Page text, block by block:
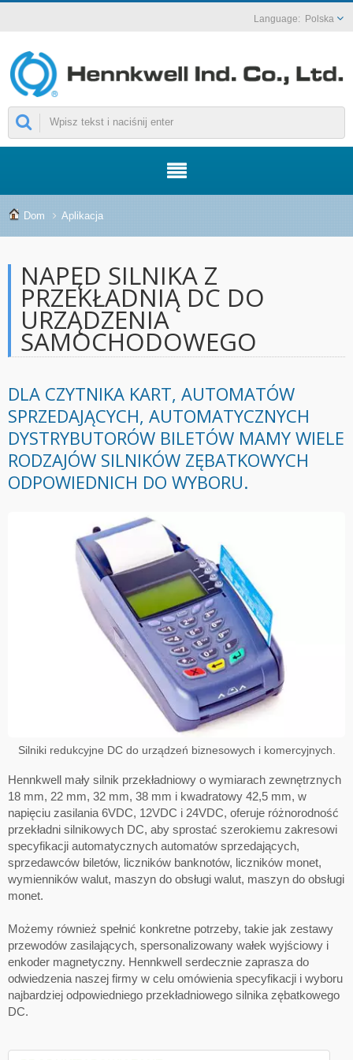
Polska
Dom Aplikacja
NAPĘD SILNIKA Z
PRZEKŁADNIĄ DC DO
URZĄDZENIA
SAMOCHODOWEGO
DLA CZYTNIKA KART, AUTOMATÓW
SPRZEDAJĄCYCH, AUTOMATYCZNYCH
DYSTRYBUTORÓW BILETÓW MAMY WIELE
RODZAJÓW SILNIKÓW ZĘBATKOWYCH
ODPOWIEDNICH DO WYBORU.
Silniki redukcyjne DC do urządzeń biznesowych i komercyjnych.
Hennkwell mały silnik przekładniowy o wymiarach zewnętrznych
18 mm, 22 mm, 32 mm, 38 mm i kwadratowy 42,5 mm, w
napięciu zasilania 6VDC, 12VDC i 24VDC, oferuje różnorodność
przekładni silnikowych DC, aby sprostać szerokiemu zakresowi
specyfikacji automatycznych automatów sprzedających,
sprzedawców biletów, liczników banknotów, liczników monet,
wymienników walut, maszyn do obsługi walut, maszyn do obsługi
monet.
Możemy również spełnić konkretne potrzeby, takie jak zestawy
przewodów zasilających, spersonalizowany wałek wyjściowy i
enkoder magnetyczny. Hennkwell serdecznie zaprasza do
odwiedzenia naszej firmy w celu omówienia specyfikacji i wyboru
najbardziej odpowiedniego przekładniowego silnika zębatkowego
DC.